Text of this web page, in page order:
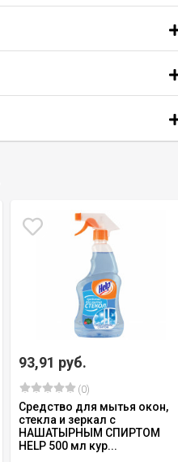
93,91 руб.
(0)
Средство для мытья окон,
стекла и зеркал с
НАШАТЫРНЫМ СПИРТОМ
HELP 500 мл кур...